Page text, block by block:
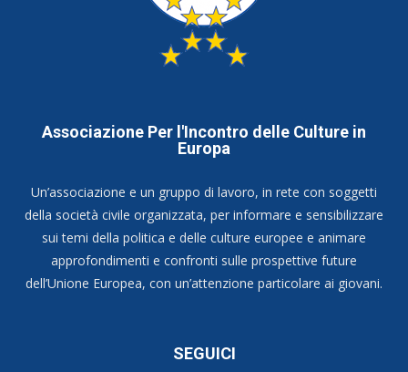
Associazione Per l'Incontro delle Culture in
Europa
Un’associazione e un gruppo di lavoro, in rete con soggetti
della società civile organizzata, per informare e sensibilizzare
sui temi della politica e delle culture europee e animare
approfondimenti e confronti sulle prospettive future
dell’Unione Europea, con un’attenzione particolare ai giovani.
SEGUICI